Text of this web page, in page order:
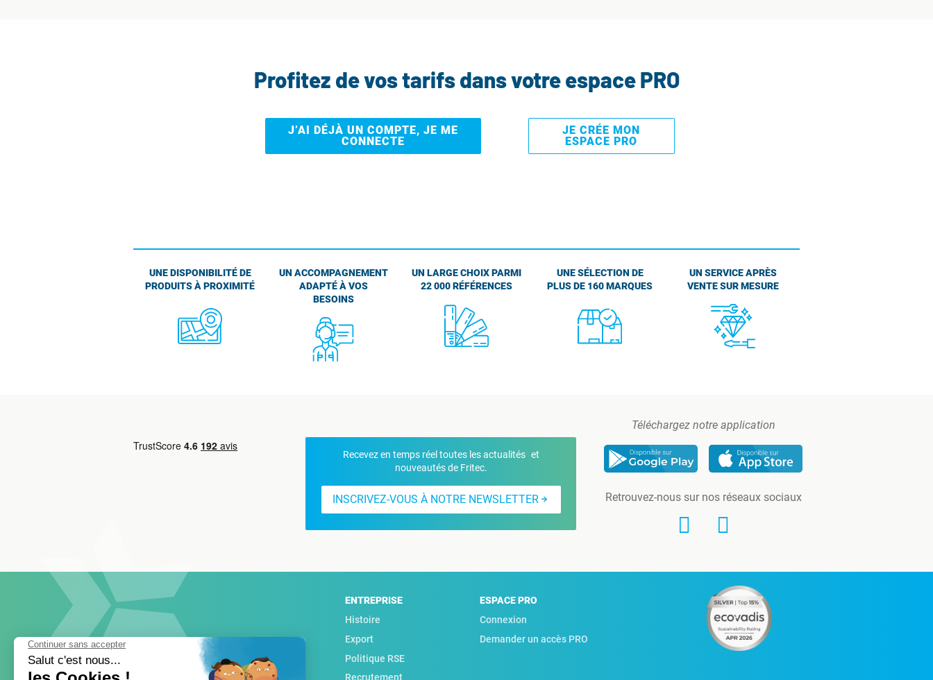
Profitez de vos tarifs dans votre espace PRO
J’AI DÉJÀ UN COMPTE, JE ME
CONNECTE
JE CRÉE MON
ESPACE PRO
UNE DISPONIBILITÉ DE
PRODUITS À PROXIMITÉ
UN ACCOMPAGNEMENT
ADAPTÉ À VOS
BESOINS
UN LARGE CHOIX PARMI
22 000 RÉFÉRENCES
UNE SÉLECTION DE
PLUS DE 160 MARQUES
UN SERVICE APRÈS
VENTE SUR MESURE
Recevez en temps réel toutes les actualités et
nouveautés de Fritec.
INSCRIVEZ-VOUS À NOTRE NEWSLETTER
Téléchargez notre application
Retrouvez-nous sur nos réseaux sociaux
ENTREPRISE
Histoire
Export
Politique RSE
Recrutement
ESPACE PRO
Connexion
Demander un accès PRO